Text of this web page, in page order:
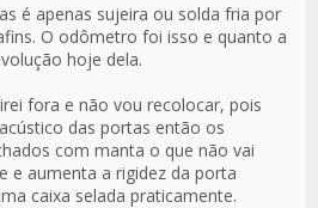
é apenas sujeira ou solda fria por
O odômetro foi isso e quanto a
hoje dela.
fora e não vou recolocar, pois
das portas então os
com manta o que não vai
e aumenta a rigidez da porta
caixa selada praticamente.